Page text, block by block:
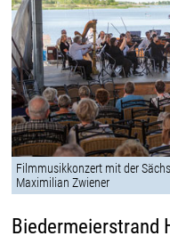
Filmmusikkonzert mit der
Maximilian Zwiener
Biedermeierstrand